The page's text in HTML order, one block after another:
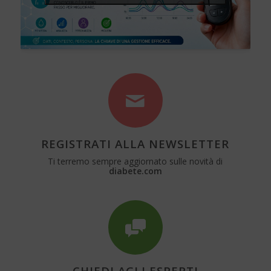
REGISTRATI ALLA NEWSLETTER
Ti terremo sempre aggiornato sulle novità di
diabete.com